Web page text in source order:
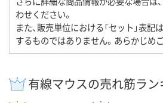
わせください。
また、販売単位における「セット」表記
するものではありません。あらかじめ
有線マウスの売れ筋ラン